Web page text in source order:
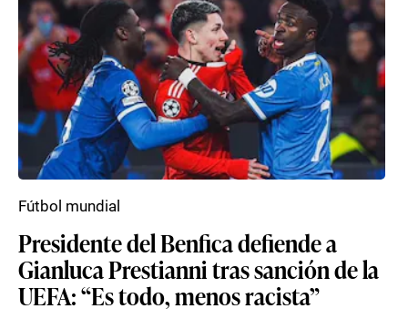
Presidente del Benfica defiende a
Gianluca Prestianni tras sanción de la
UEFA: “Es todo, menos racista”
Fútbol mundial